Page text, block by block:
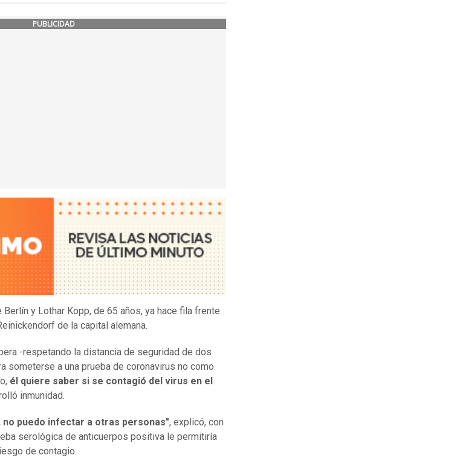
PUBLICIDAD
y Lothar Kopp, de 65 años, ya hace fila frente
de la capital alemana.
-respetando la distancia de seguridad de dos
someterse a una prueba de coronavirus no como
él quiere saber si se contagió del virus en el
inmunidad.
puedo infectar a otras personas", explicó, con
serológica de anticuerpos positiva le permitiría
de contagio.